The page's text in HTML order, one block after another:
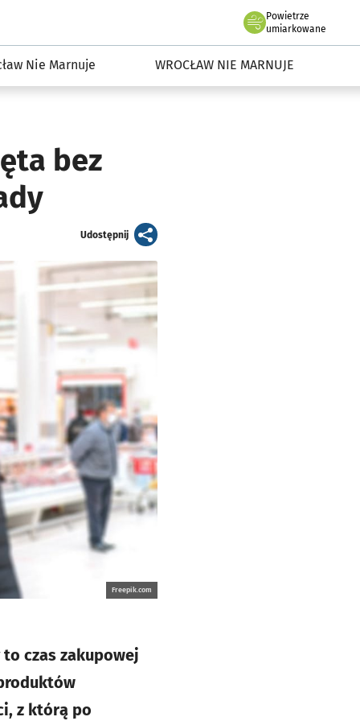
we Wrocławiu
Powietrze
we Wrocławiu
umiarkowane
Nie Marnuje WROCŁAW NIE MARNUJE
bez
Udostępnijartykuł
Freepik.com
to czas zakupowej
z którą po